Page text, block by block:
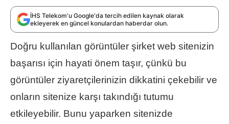
İHS Telekom'u Google'da tercih edilen kaynak olarak
ekleyerek en güncel konulardan haberdar olun.
Doğru kullanılan görüntüler şirket web sitenizin
başarısı için hayati önem taşır, çünkü bu
görüntüler ziyaretçilerinizin dikkatini çekebilir ve
onların sitenize karşı takındığı tutumu
etkileyebilir. Bunu yaparken sitenizde